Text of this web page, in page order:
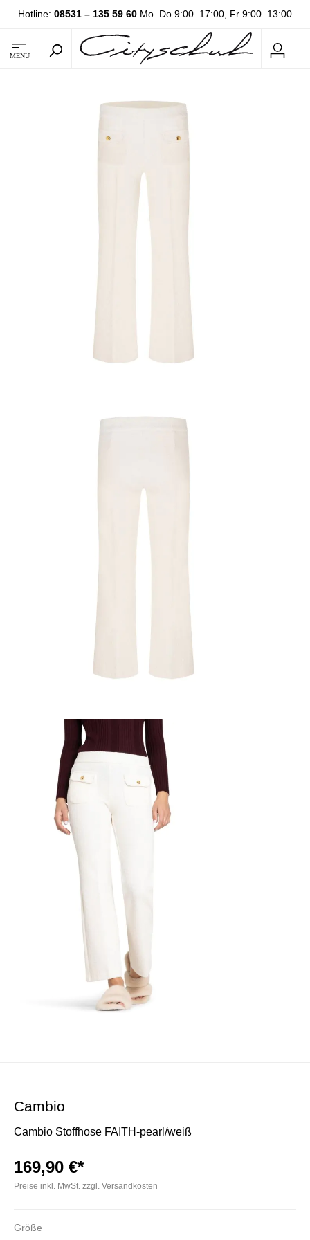
Hotline: 08531 – 135 59 60 Mo–Do 9:00–17:00, Fr 9:00–13:00
MENU
Cambio
Cambio Stoffhose FAITH-pearl/weiß
169,90 €*
Preise inkl. MwSt. zzgl. Versandkosten
Größe